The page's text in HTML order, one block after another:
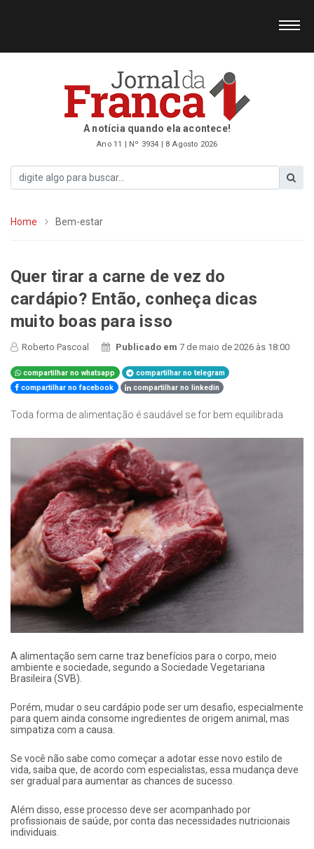
A notícia quando ela acontece!
Ano 11 | Nº 3934 | 8 Agosto 2026
Home Bem-estar
Quer tirar a carne de vez do
cardápio? Então, conheça dicas
muito boas para isso
Roberto Pascoal Publicado em7 de maio de 2026 às 18:00
compartilhar no whatsapp
compartilhar no telegram
compartilhar no facebook
compartilhar no linkedin
Toda forma de alimentação é saudável se for bem equilibrada
A alimentação sem carne traz benefícios para o corpo, meio
ambiente e sociedade, segundo a Sociedade Vegetariana
Brasileira (SVB).
Porém, mudar o seu cardápio pode ser um desafio, especialmente
para quem ainda consome ingredientes de origem animal, mas
simpatiza com a causa.
Se você não sabe como começar a adotar esse novo estilo de
vida, saiba que, de acordo com especialistas, essa mudança deve
ser gradual para aumentar as chances de sucesso.
Além disso, esse processo deve ser acompanhado por
profissionais de saúde, por conta das necessidades nutricionais
individuais.